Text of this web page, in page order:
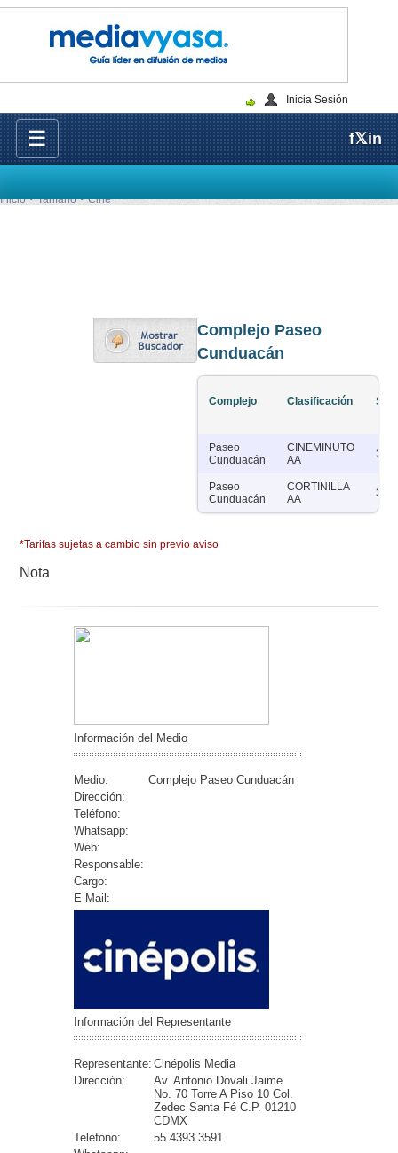
Inicia Sesión
☰ f𝕏in
Inicio Tarifario Cine
Complejo Paseo
Cunduacán
Complejo Clasificación
Paseo
Cunduacán
CINEMINUTO
AA
3
Paseo
Cunduacán
CORTINILLA
AA
3
*Tarifas sujetas a cambio sin previo aviso
Nota
Información del Medio
Medio:
Complejo Paseo Cunduacán
Dirección:
Teléfono:
Whatsapp:
Web:
Responsable:
Cargo:
E-Mail:
Información del Representante
Representante: Cinépolis Media
Dirección:
Av. Antonio Dovali Jaime
No. 70 Torre A Piso 10 Col.
Zedec Santa Fé C.P. 01210
CDMX
Teléfono:
55 4393 3591